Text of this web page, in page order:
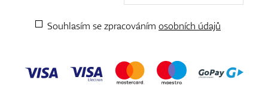
Souhlasím se zpracováním osobních údajů